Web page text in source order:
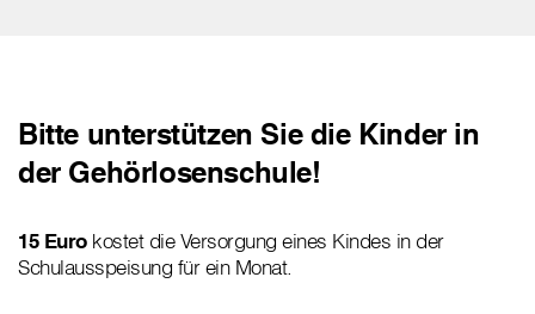
Bitte unterstützen Sie die Kinder in
der Gehörlosenschule!
15 Eurokostet die Versorgung eines Kindes in der
Schulausspeisung für ein Monat.